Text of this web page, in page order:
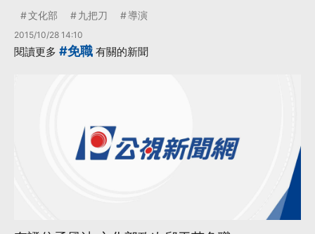
文化部 九把刀 導演
2015/10/28 14:10
閱讀更多 #免職 有關的新聞